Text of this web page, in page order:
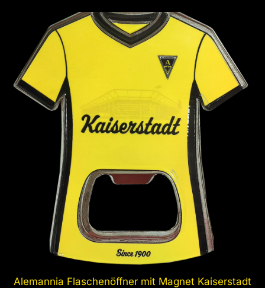
Alemannia Flaschenöffner mit Magnet Kaiserstadt